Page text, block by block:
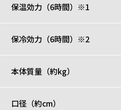
保温効力（6時間）※1
保冷効力（6時間）※2
本体質量（約kg）
口径（約cm）